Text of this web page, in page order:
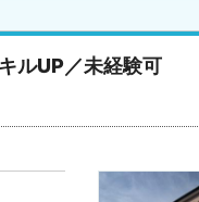
ルUP／未経験可